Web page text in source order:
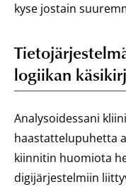
kyse jostain
logiikan
Analysoidessani
haastattelupuhetta
kiinnitin huomiota
digijärjestelmiin